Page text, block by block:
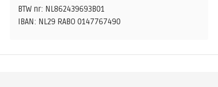
BTW nr: NL862439693B01
IBAN: NL29 RABO 0147767490